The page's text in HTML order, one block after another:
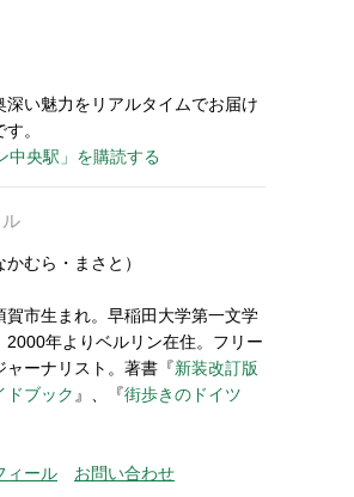
深い魅力をリアルタイムでお届け
。
中央駅」を購読する
むら・まさと）
賀市生まれ。早稲田大学第一文学
2000年よりベルリン在住。フリー
ャーナリスト。著書『新装改訂版
ドブック 』、『街歩きのドイツ
ィール お問い合わせ